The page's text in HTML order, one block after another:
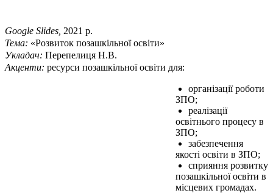
Google Slides, 2021 р.
Тема: «Розвиток позашкільної освіти»
Укладач: Перепелиця Н.В.
Акценти: ресурси позашкільної освіти для:
організації роботи
ЗПО;
реалізації
освітнього процесу в
ЗПО;
забезпечення
якості освіти в ЗПО;
сприяння розвитку
позашкільної освіти в
місцевих громадах.